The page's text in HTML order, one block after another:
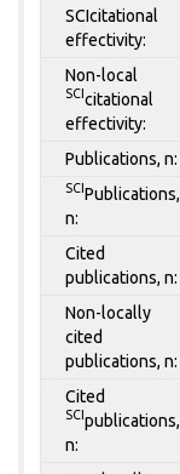
SCIcitational
effectivity:
Non-local
SCI citational
effectivity:
Publications, n:
SCI Publications,
n:
Cited
publications, n:
Non-locally
cited
publications, n:
Cited
SCI publications,
n: